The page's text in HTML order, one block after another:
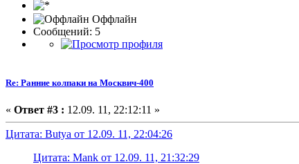
Оффлайн
Сообщений: 5
Re: Ранние колпаки на Москвич-400
« Ответ #3 : 12.09. 11, 22:12:11 »
Цитата: Butya от 12.09. 11, 22:04:26
Цитата: Mank от 12.09. 11, 21:32:29